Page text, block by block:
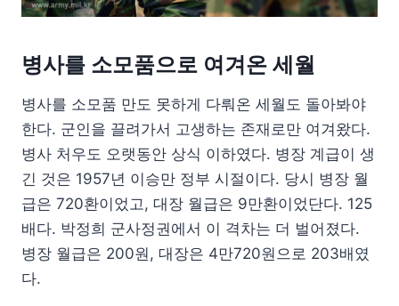
병사를 소모품으로 여겨온 세월
병사를 소모품 만도 못하게 다뤄온 세월도 돌아봐야
한다. 군인을 끌려가서 고생하는 존재로만 여겨왔다.
병사 처우도 오랫동안 상식 이하였다. 병장 계급이 생
긴 것은 1957년 이승만 정부 시절이다. 당시 병장 월
급은 720환이었고, 대장 월급은 9만환이었단다. 125
배다. 박정희 군사정권에서 이 격차는 더 벌어졌다.
병장 월급은 200원, 대장은 4만720원으로 203배였
다.